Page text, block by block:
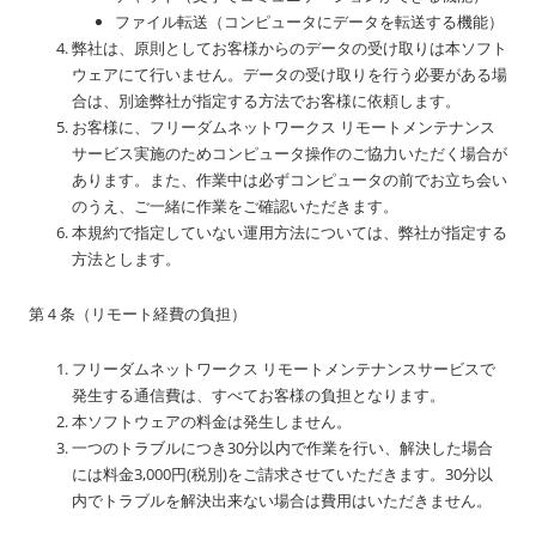
ファイル転送（コンピュータにデータを転送する機能）
弊社は、原則としてお客様からのデータの受け取りは本ソフト
ウェアにて行いません。データの受け取りを行う必要がある場
合は、別途弊社が指定する方法でお客様に依頼します。
お客様に、フリーダムネットワークス リモートメンテナンス
サービス実施のためコンピュータ操作のご協力いただく場合が
あります。また、作業中は必ずコンピュータの前でお立ち会い
のうえ、ご一緒に作業をご確認いただきます。
本規約で指定していない運用方法については、弊社が指定する
方法とします。
第４条（リモート経費の負担）
フリーダムネットワークス リモートメンテナンスサービスで
発生する通信費は、すべてお客様の負担となります。
本ソフトウェアの料金は発生しません。
一つのトラブルにつき30分以内で作業を行い、解決した場合
には料金3,000円(税別)をご請求させていただきます。30分以
内でトラブルを解決出来ない場合は費用はいただきません。